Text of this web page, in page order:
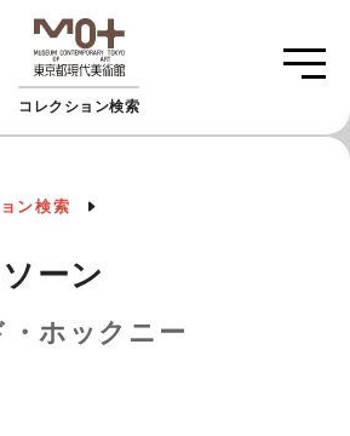
コレクション検索
ン検索
ーン
ホックニー